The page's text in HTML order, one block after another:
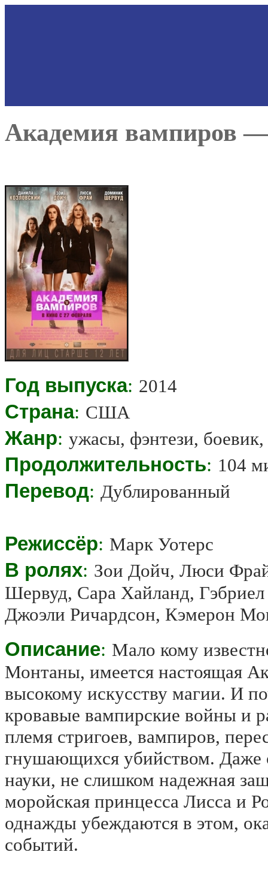
Академия вампиров —
Год выпуска: 2014
Страна: США
Жанр: ужасы, фэнтези, боевик,
Продолжительность: 104
Перевод: Дублированный
Режиссёр: Марк Уотерс
В ролях: Зои Дойч, Люси
Шервуд, Сара Хайланд,
Джоэли Ричардсон, Кэмерон
Описание: Мало кому
Монтаны, имеется настоящая
высокому искусству магии. И
кровавые вампирские войны и
племя стригоев, вампиров,
гнушающихся убийством. Даже
науки, не слишком надежная
моройская принцесса Лисса и
однажды убеждаются в этом,
событий.